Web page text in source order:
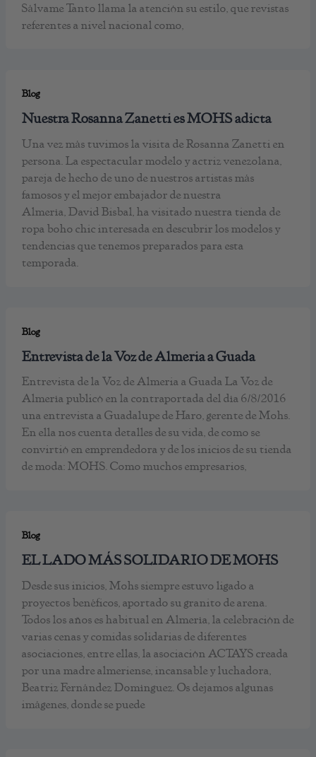
Sálvame Tanto llama la atención su estilo, que revistas
referentes a nivel nacional como,
Blog
Nuestra Rosanna Zanetti es MOHS adicta
Una vez más tuvimos la visita de Rosanna Zanetti en
persona. La espectacular modelo y actriz venezolana,
pareja de hecho de uno de nuestros artistas más
famosos y el mejor embajador de nuestra
Almería, David Bisbal, ha visitado nuestra tienda de
ropa boho chic interesada en descubrir los modelos y
tendencias que tenemos preparados para esta
temporada.
Blog
Entrevista de la Voz de Almeria a Guada
Entrevista de la Voz de Almeria a Guada La Voz de
Almería publicó en la contraportada del día 6/8/2016
una entrevista a Guadalupe de Haro, gerente de Mohs.
En ella nos cuenta detalles de su vida, de como se
convirtió en emprendedora y de los inicios de su tienda
de moda: MOHS. Como muchos empresarios,
Blog
EL LADO MÁS SOLIDARIO DE MOHS
Desde sus inicios, Mohs siempre estuvo ligado a
proyectos benéficos, aportado su granito de arena.
Todos los años es habitual en Almería, la celebración de
varias cenas y comidas solidarias de diferentes
asociaciones, entre ellas, la asociación ACTAYS creada
por una madre almeriense, incansable y luchadora,
Beatriz Fernández Domínguez. Os dejamos algunas
imágenes, donde se puede